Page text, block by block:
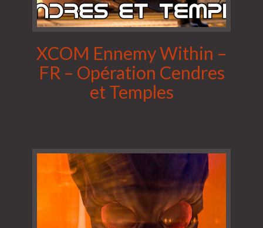
XCOM Ennemy Within –
FR – Opération Cendres
et Temples